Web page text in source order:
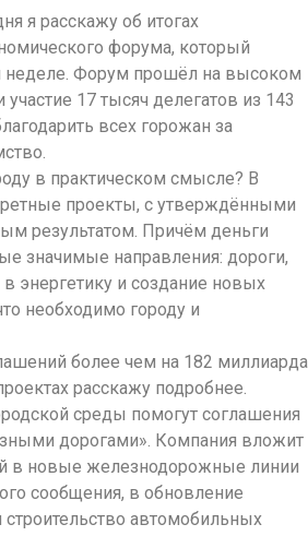
я расскажу об итогах
форума, который
неделе. Форум прошёл на высоком
17 тысяч делегатов из 143
всех горожан за
в практическом смысле? В
проекты, с утверждёнными
результатом. Причём деньги
зна­чимые направления: дороги,
энергетику и создание новых
необходимо городу и
более чем на 182 миллиарда
расскажу подробнее.
среды помогут соглашения
дорогами». Компания вложит
в новые железнодорожные линии
сооб­ще­ния, в об­нов­ление
автомобильных